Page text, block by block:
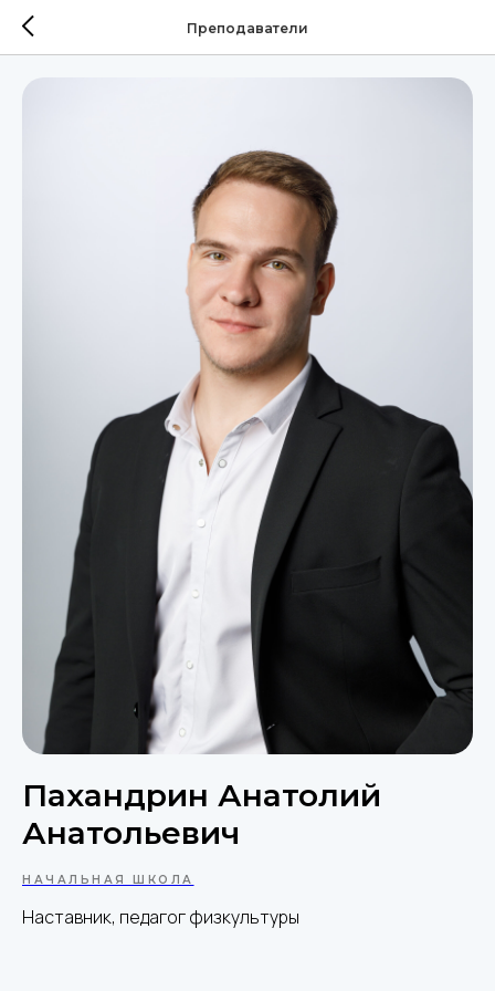
Преподаватели
Пахандрин Анатолий
Анатольевич
НАЧАЛЬНАЯ ШКОЛА
Наставник, педагог физкультуры